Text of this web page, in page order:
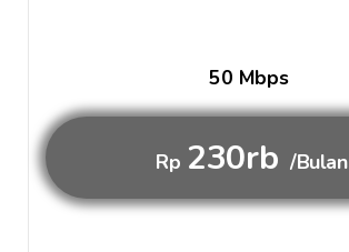
50 Mbps
Rp 230rb /Bulan